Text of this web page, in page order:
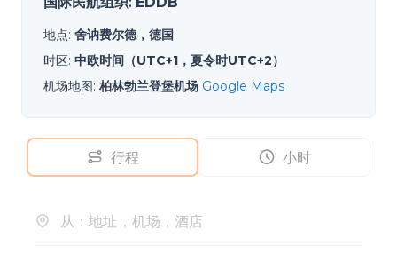
地点: 舍讷费尔德，德国
时区: 中欧时间（UTC+1，夏令时UTC+2）
机场地图: 柏林勃兰登堡机场 Google Maps